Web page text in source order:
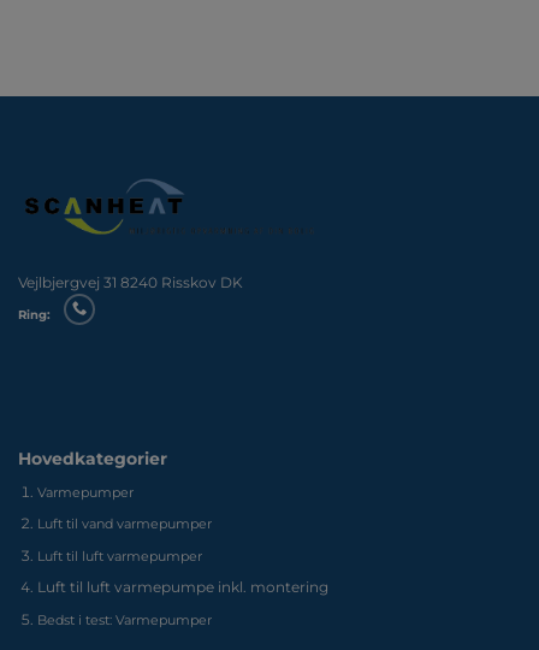
Vejlbjergvej 31 8240 Risskov DK
Ring:
Hovedkategorier
Varmepumper
Luft til vand varmepumper
Luft til luft varmepumper
Luft til luft varmepumpe inkl. montering
Bedst i test: Varmepumper